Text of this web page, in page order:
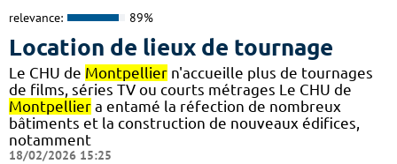
relevance: 89%
Location de lieux de tournage
Le CHU de Montpellier n'accueille plus de tournages
de films, séries TV ou courts métrages Le CHU de
Montpellier a entamé la réfection de nombreux
bâtiments et la construction de nouveaux édifices,
notamment
18/02/2026 15:25